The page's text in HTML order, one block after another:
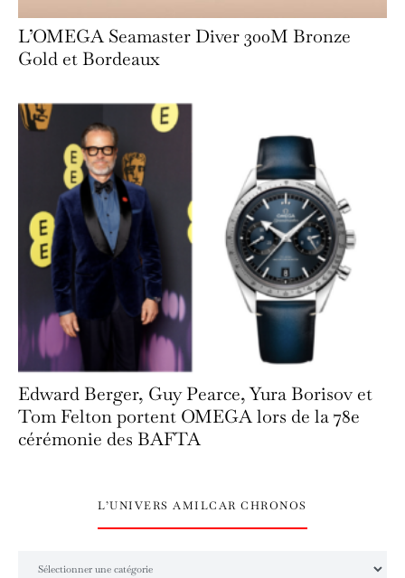
L’OMEGA Seamaster Diver 300M Bronze
Gold et Bordeaux
Edward Berger, Guy Pearce, Yura Borisov et
Tom Felton portent OMEGA lors de la 78e
cérémonie des BAFTA
L’UNIVERS AMILCAR CHRONOS